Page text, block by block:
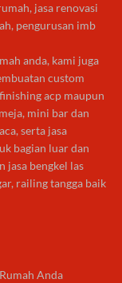
jasa renovasi
pengurusan imb
anda, kami juga
custom
acp maupun
mini bar dan
serta jasa
bagian luar dan
jasa bengkel las
railing tangga baik
Anda